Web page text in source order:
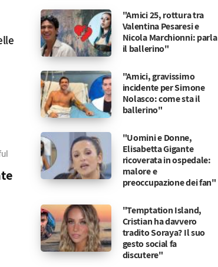
"Amici 25, rottura tra
Valentina Pesaresi e
Nicola Marchionni: parla
il ballerino"
"Amici, gravissimo
incidente per Simone
Nolasco: come sta il
ballerino"
"Uomini e Donne,
Elisabetta Gigante
ricoverata in ospedale:
malore e
preoccupazione dei fan"
"Temptation Island,
Cristian ha davvero
tradito Soraya? Il suo
gesto social fa
discutere"